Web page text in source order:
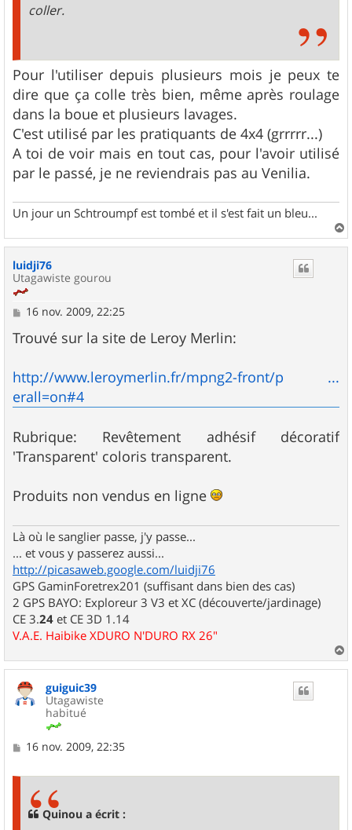
coller.
Pour l'utiliser depuis plusieurs mois je peux te
dire que ça colle très bien, même après roulage
dans la boue et plusieurs lavages.
C'est utilisé par les pratiquants de 4x4 (grrrrr...)
A toi de voir mais en tout cas, pour l'avoir utilisé
par le passé, je ne reviendrais pas au Venilia.
Un jour un Schtroumpf est tombé et il s'est fait un bleu...
a
luidji76
Utagawiste gourou
M
s
s
g
e
16 nov. 2009, 22:25
Trouvé sur la site de Leroy Merlin:
http://www.leroymerlin.fr/mpng2-front/p ...
erall=on#4
Rubrique: Revêtement adhésif décoratif
'Transparent' coloris transparent.
Produits non vendus en ligne
Là où le sanglier passe, j'y passe...
... et vous y passerez aussi...
http://picasaweb.google.com/luidji76
GPS GaminForetrex201 (suffisant dans bien des cas)
2 GPS BAYO: Exploreur 3 V3 et XC (découverte/jardinage)
CE 3.24 et CE 3D 1.14
V.A.E. Haibike XDURO N'DURO RX 26"
a
guiguic39
Utagawiste
habitué
M16 nov. 2009, 22:35
Quinou a écrit :